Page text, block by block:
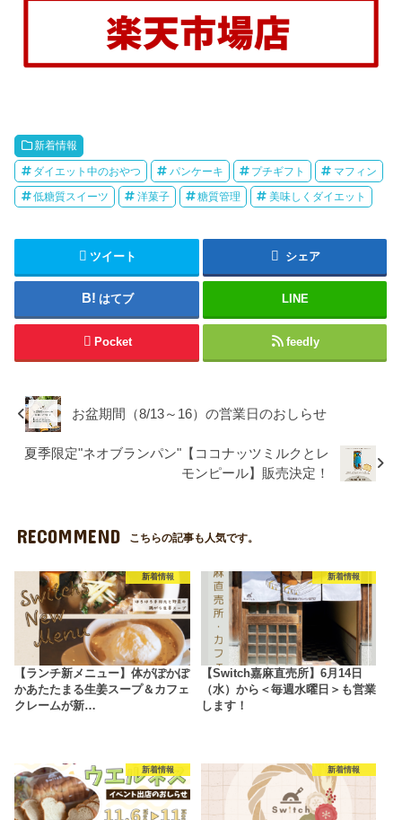
新着情報
ダイエット中のおやつ パンケーキ プチギフト マフィン
低糖質スイーツ 洋菓子 糖質管理 美味しくダイエット
ツイート シェア
はてブ LINE
Pocket feedly
お盆期間（8/13～16）の営業日のおしらせ
夏季限定"ネオブランパン"【ココナッツミルクとレ
モンピール】販売決定！
RECOMMEND こちらの記事も人気です。
新着情報
【ランチ新メニュー】体がぽかぽ
かあたたまる生姜スープ＆カフェ
クレームが新…
新着情報
【Switch嘉麻直売所】6月14日
（水）から＜毎週水曜日＞も営業
します！
新着情報 新着情報